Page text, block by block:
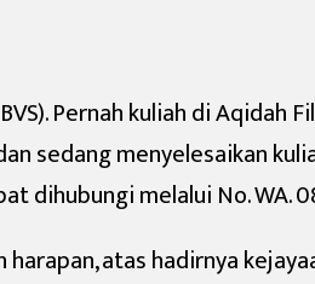
Pernah kuliah di Aqidah
sedang menyelesaikan
dihubungi melalui No. WA.
harapan,atas hadirnya